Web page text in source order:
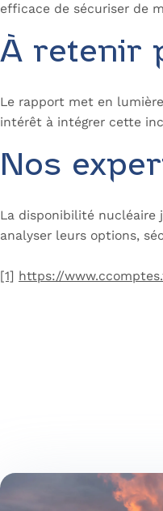
efficace de sécuriser de
À retenir
Le rapport met en
intérêt à intégrer cette
Nos
La disponibilité nucléaire
analyser leurs options,
[1] https://